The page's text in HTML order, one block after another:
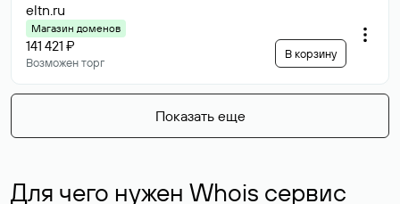
eltn.ru
Магазин доменов
141 421 ₽
Возможен торг
В корзину
Показать еще
Для чего нужен Whois сервис